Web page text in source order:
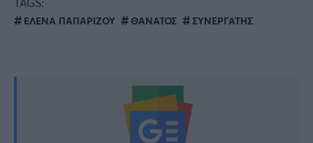
ΕΛΕΝΑ ΠΑΠΑΡΙΖΟΥ ΘΑΝΑΤΟΣ ΣΥΝΕΡΓΑΤΗΣ